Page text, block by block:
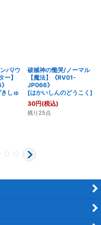
パ/ウ
ー】
しゅ
破械神の慟哭/ノーマル
【魔法】《RV01-
JP066》
[はかいしんのどうこく]
30円(税込)
残り25点